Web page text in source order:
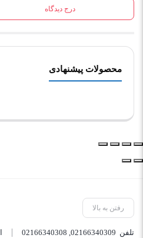
درج دیدگاه
محصولات پیشنهادی
رفتن به بالا
تلفن 02166340309
,
02166340308